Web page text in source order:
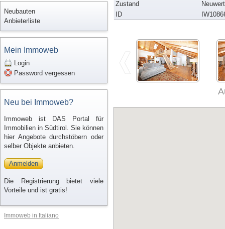
Neubauten
Anbieterliste
Mein Immoweb
Login
Password vergessen
Neu bei Immoweb?
Immoweb ist DAS Portal für
Immobilien in Südtirol. Sie können
hier Angebote durchstöbern oder
selber Objekte anbieten.
Anmelden
Die Registrierung bietet viele
Vorteile und ist gratis!
Immoweb in Italiano
Zustand
ID